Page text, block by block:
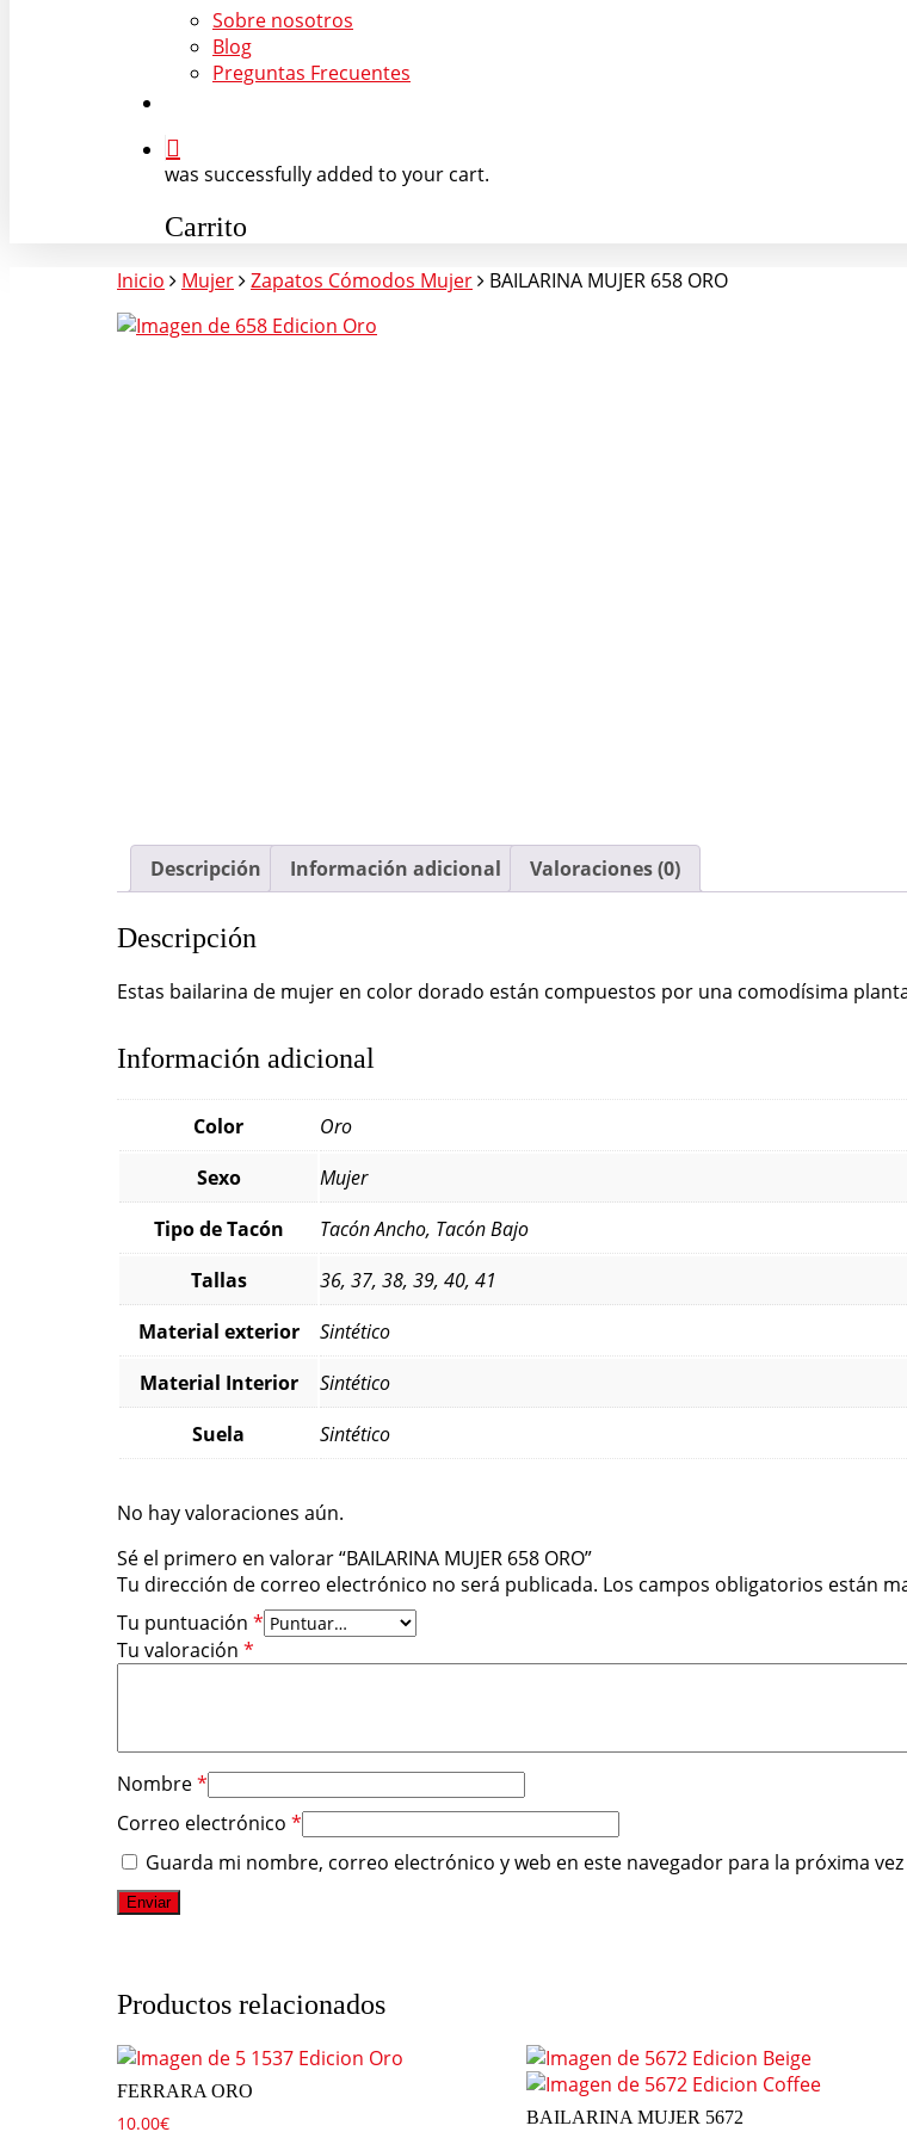
Sobre nosotros
Blog
Preguntas Frecuentes
was successfully added to your cart.
Carrito
Inicio Mujer Zapatos Cómodos Mujer BAILARINA MUJER 658 ORO
Descripción Información adicional Valoraciones (0)
Descripción
Estas bailarina de mujer en color dorado están compuestos por una comodísima
Información adicional
Color
Oro
Sexo
Mujer
Tipo de Tacón
Tacón Ancho, Tacón Bajo
Tallas
36, 37, 38, 39, 40, 41
Material exterior
Sintético
Material Interior
Sintético
Suela
Sintético
No hay valoraciones aún.
Sé el primero en valorar “BAILARINA MUJER 658 ORO”
Tu dirección de correo electrónico no será publicada. Los campos obligatorios están
Tu puntuación *
Tu valoración *
Nombre*
Correo electrónico *
Guarda mi nombre, correo electrónico y web en este navegador para la próxima
Productos relacionados
FERRARA ORO
10.00€ BAILARINA MUJER 5672